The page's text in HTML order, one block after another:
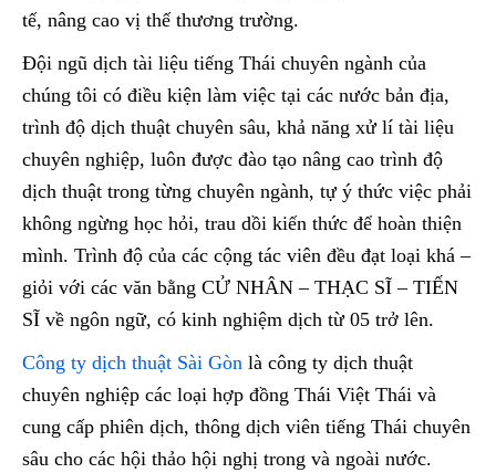
tế, nâng cao vị thế thương trường.
Đội ngũ dịch tài liệu tiếng Thái chuyên ngành của
chúng tôi có điều kiện làm việc tại các nước bản địa,
trình độ dịch thuật chuyên sâu, khả năng xử lí tài liệu
chuyên nghiệp, luôn được đào tạo nâng cao trình độ
dịch thuật trong từng chuyên ngành, tự ý thức việc phải
không ngừng học hỏi, trau dồi kiến thức để hoàn thiện
mình. Trình độ của các cộng tác viên đều đạt loại khá –
giỏi với các văn bằng CỬ NHÂN – THẠC SĨ – TIẾN
SĨ về ngôn ngữ, có kinh nghiệm dịch từ 05 trở lên.
Công ty dịch thuật Sài Gòn là công ty dịch thuật
chuyên nghiệp các loại hợp đồng Thái Việt Thái và
cung cấp phiên dịch, thông dịch viên tiếng Thái chuyên
sâu cho các hội thảo hội nghị trong và ngoài nước.